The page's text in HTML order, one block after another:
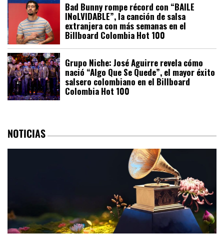
Bad Bunny rompe récord con “BAILE
INoLVIDABLE”, la canción de salsa
extranjera con más semanas en el
Billboard Colombia Hot 100
Grupo Niche: José Aguirre revela cómo
nació “Algo Que Se Quede”, el mayor éxito
salsero colombiano en el Billboard
Colombia Hot 100
NOTICIAS